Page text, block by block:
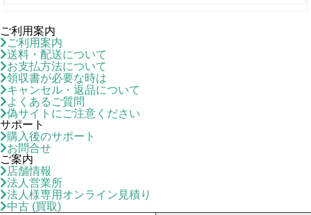
ご利用案内
ご利用案内
送料・配送について
お支払方法について
領収書が必要な時は
キャンセル・返品について
よくあるご質問
偽サイトにご注意ください
サポート
購入後のサポート
お問合せ
ご案内
店舗情報
法人営業所
法人様専用オンライン見積り
中古 (買取)